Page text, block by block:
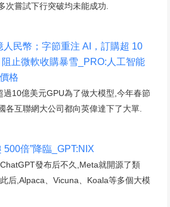
次嘗試下行突破均未能成功.
民幣；字節重注 AI，訂購超 10
止微軟收購暴雪_PRO:人工智能
格
10億美元GPU為了做大模型,今年春節
各互聯網大公司都向英偉達下了大單.
500倍”降臨_GPT:NIX
發布后不久,Meta就開源了類
后,Alpaca、Vicuna、Koala等多個大模